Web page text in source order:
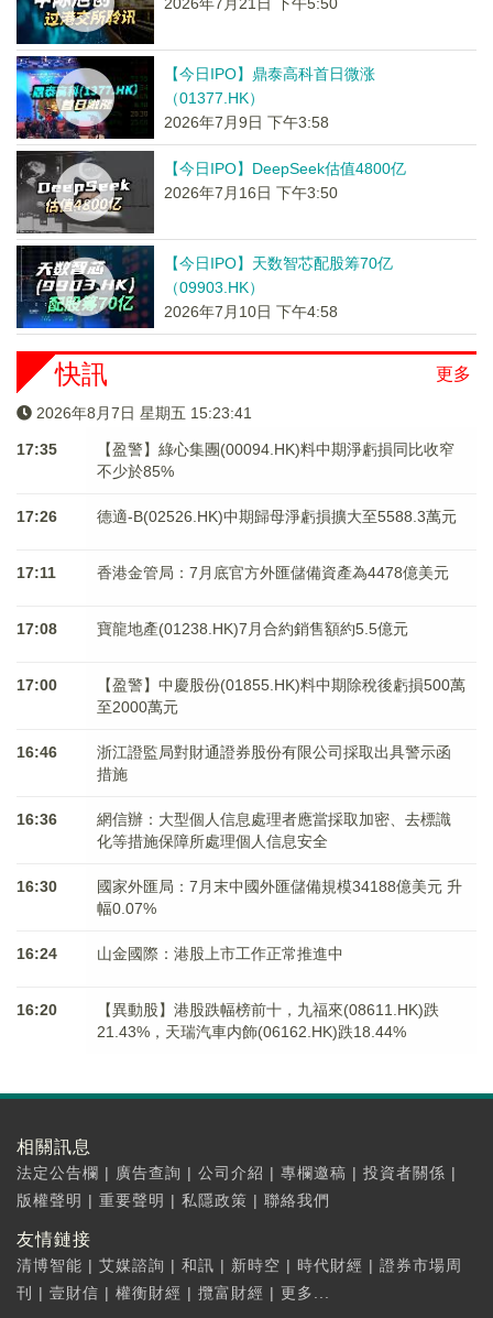
【今日IPO】鼎泰高科首日微涨
（01377.HK）
2026年7月9日 下午3:58
【今日IPO】DeepSeek估值4800亿
2026年7月16日 下午3:50
【今日IPO】天数智芯配股筹70亿
（09903.HK）
2026年7月10日 下午4:58
更多
快訊
2026年8月7日 星期五 15:23:41
17:35
【盈警】綠心集團(00094.HK)料中期淨虧損同比收窄
不少於85%
17:26 德適-B(02526.HK)中期歸母淨虧損擴大至5588.3萬元
17:11 香港金管局：7月底官方外匯儲備資產為4478億美元
17:08 寶龍地產(01238.HK)7月合約銷售額約5.5億元
17:00
【盈警】中慶股份(01855.HK)料中期除稅後虧損500萬
至2000萬元
16:46
浙江證監局對財通證券股份有限公司採取出具警示函
措施
16:36
網信辦：大型個人信息處理者應當採取加密、去標識
化等措施保障所處理個人信息安全
16:30
國家外匯局：7月末中國外匯儲備規模34188億美元 升
幅0.07%
16:24 山金國際：港股上市工作正常推進中
16:20
【異動股】港股跌幅榜前十，九福來(08611.HK)跌
21.43%，天瑞汽車内飾(06162.HK)跌18.44%
相關訊息
法定公告欄 | 廣告查詢 | 公司介紹 | 專欄邀稿 | 投資者關係 |
版權聲明 | 重要聲明 | 私隱政策 | 聯絡我們
友情鏈接
清博智能 | 艾媒諮詢 | 和訊 | 新時空 | 時代財經 | 證券市場周
刊
| 壹財信 | 權衡財經 | 攬富財經 | 更多...